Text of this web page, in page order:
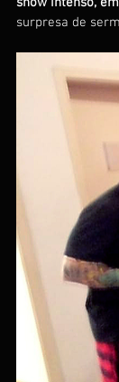
surpresa de